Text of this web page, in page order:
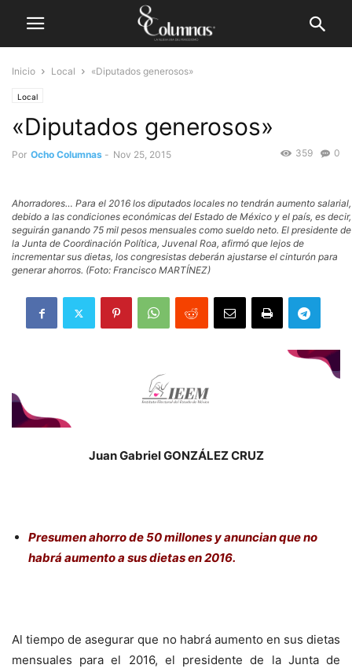
Inicio Local «Diputados generosos»
Local
«Diputados generosos»
Por Ocho Columnas - Nov 25, 2015 0
359
Ahorradores… Para el 2016 los diputados locales no tendrán aumento salarial,
debido a las condiciones económicas del Estado de México y el país, es decir,
seguirán ganando 75 mil pesos mensuales como sueldo neto. El presidente de
la Junta de Coordinación Política, Juvenal Roa, afirmó que lejos de
incrementar sus dietas, los congresistas deberán ajustarse el cinturón para
generar ahorros. (Foto: Francisco MARTÍNEZ)
Juan Gabriel GONZÁLEZ CRUZ
Presumen ahorro de 50 millones y anuncian que no
habrá aumento a sus dietas en 2016.
Al tiempo de asegurar que no habrá aumento en sus dietas
mensuales para el 2016, el presidente de la Junta de